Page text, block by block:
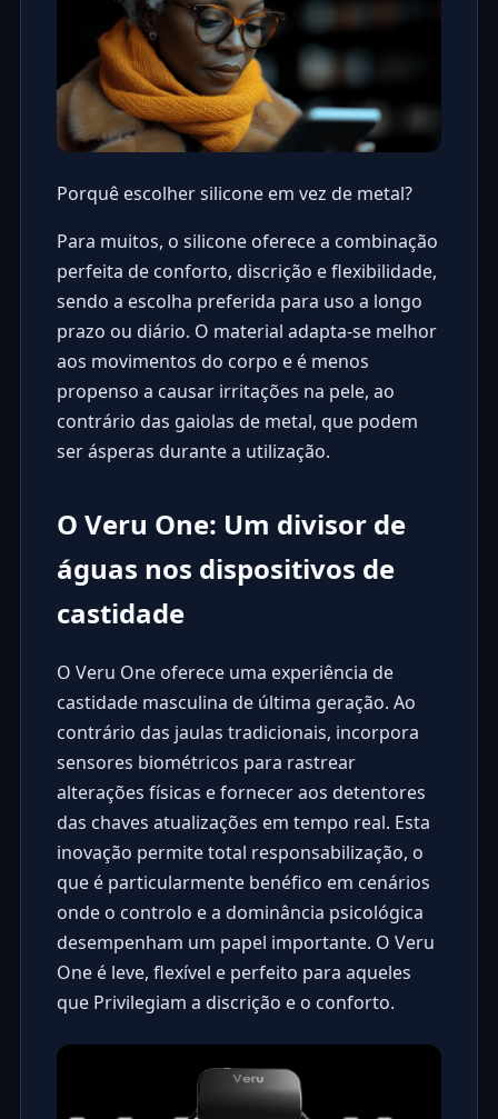
Porquê escolher silicone em vez de metal?
Para muitos, o silicone oferece a combinação
perfeita de conforto, discrição e flexibilidade,
sendo a escolha preferida para uso a longo
prazo ou diário. O material adapta-se melhor
aos movimentos do corpo e é menos
propenso a causar irritações na pele, ao
contrário das gaiolas de metal, que podem
ser ásperas durante a utilização.
O Veru One: Um divisor de
águas nos dispositivos de
castidade
O Veru Oneoferece uma experiência de
castidade masculina de última geração. Ao
contrário das jaulas tradicionais, incorpora
sensores biométricos para rastrear
alterações físicas e fornecer aos detentores
das chaves atualizações em tempo real. Esta
inovação permite total responsabilização, o
que é particularmente benéfico em cenários
onde o controlo e a dominância psicológica
desempenham um papel importante. O Veru
One é leve, flexível e perfeito para aqueles
que Privilegiam a discrição e o conforto.